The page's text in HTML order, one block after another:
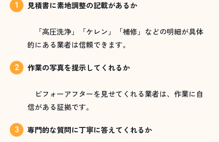
見積書に素地調整の記載があるか
「高圧洗浄」「ケレン」「補修」などの明細が具体
的にある業者は信頼できます。
作業の写真を提示してくれるか
ビフォーアフターを見せてくれる業者は、作業に自
信がある証拠です。
専門的な質問に丁寧に答えてくれるか